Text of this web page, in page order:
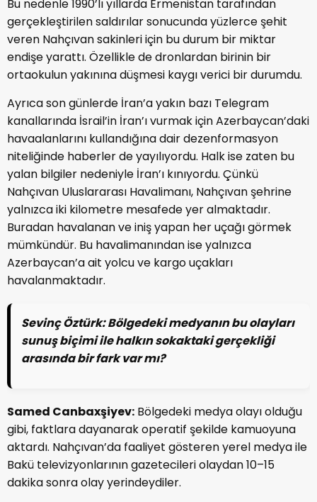
Bu nedenle 1990’lı yıllarda Ermenistan tarafından
gerçekleştirilen saldırılar sonucunda yüzlerce şehit
veren Nahçıvan sakinleri için bu durum bir miktar
endişe yarattı. Özellikle de dronlardan birinin bir
ortaokulun yakınına düşmesi kaygı verici bir durumdu.
Ayrıca son günlerde İran’a yakın bazı Telegram
kanallarında İsrail’in İran’ı vurmak için Azerbaycan’daki
havaalanlarını kullandığına dair dezenformasyon
niteliğinde haberler de yayılıyordu. Halk ise zaten bu
yalan bilgiler nedeniyle İran’ı kınıyordu. Çünkü
Nahçıvan Uluslararası Havalimanı, Nahçıvan şehrine
yalnızca iki kilometre mesafede yer almaktadır.
Buradan havalanan ve iniş yapan her uçağı görmek
mümkündür. Bu havalimanından ise yalnızca
Azerbaycan’a ait yolcu ve kargo uçakları
havalanmaktadır.
Sevinç Öztürk:Bölgedeki medyanın bu olayları
sunuş biçimi ile halkın sokaktaki gerçekliği
arasında bir fark var mı?
Samed Canbaxşiyev: Bölgedeki medya olayı olduğu
gibi, faktlara dayanarak operatif şekilde kamuoyuna
aktardı. Nahçıvan’da faaliyet gösteren yerel medya ile
Bakü televizyonlarının gazetecileri olaydan 10–15
dakika sonra olay yerindeydiler.